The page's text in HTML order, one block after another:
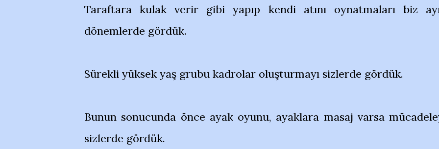
Taraftara kulak verir gibi yapıp kendi atını oynatmaları biz
dönemlerde gördük.
Sürekli yüksek yaş grubu kadrolar oluşturmayı sizlerde gördük.
Bunun sonucunda önce ayak oyunu, ayaklara masaj varsa
sizlerde gördük.